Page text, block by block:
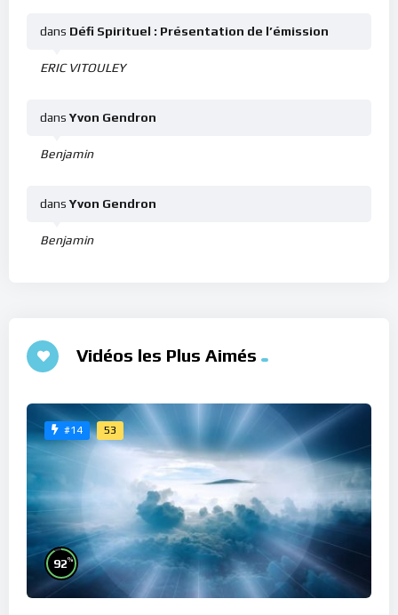
ERIC VITOULEY
dans Défi Spirituel : Présentation de l’émission
Benjamin
dans Yvon Gendron
Benjamin
dans Yvon Gendron
Vidéos les Plus Aimés
#14 53
92%